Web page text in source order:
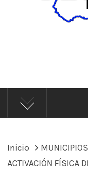
Inicio MUNICIPIOS
ACTIVACIÓN FÍSICA